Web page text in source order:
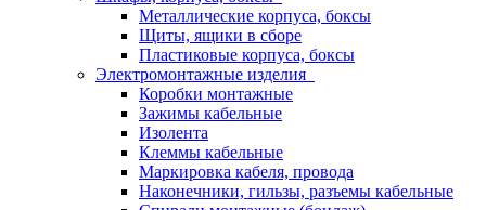
Металлические корпуса, боксы
Щиты, ящики в сборе
Пластиковые корпуса, боксы
Электромонтажные изделия
Коробки монтажные
Зажимы кабельные
Изолента
Клеммы кабельные
Маркировка кабеля, провода
Наконечники, гильзы, разъемы кабельные